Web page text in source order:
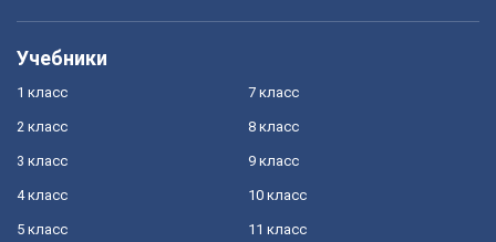
Учебники
1 класс
2 класс
3 класс
4 класс
5 класс
7 класс
8 класс
9 класс
10 класс
11 класс